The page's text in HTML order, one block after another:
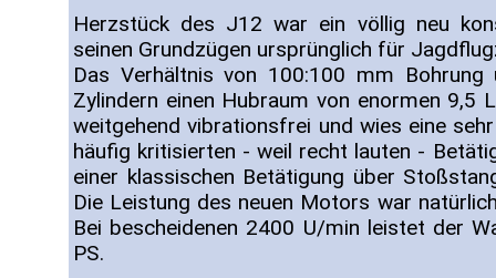
Herzstück des J12 war ein völlig neu
seinen Grundzügen ursprünglich für
Das Verhältnis von 100:100 mm
Zylindern einen Hubraum von enormen 9,5
weitgehend vibrationsfrei und wies eine
häufig kritisierten - weil recht lauten -
einer klassischen Betätigung über
Die Leistung des neuen Motors war
Bei bescheidenen 2400 U/min leistet der
PS.